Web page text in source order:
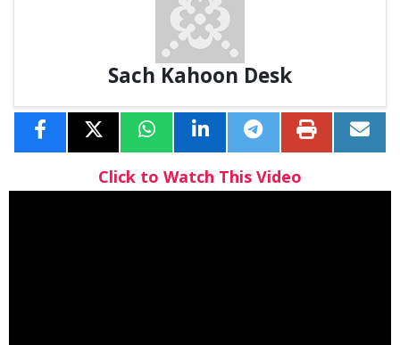
Sach Kahoon Desk
Click to Watch This Video